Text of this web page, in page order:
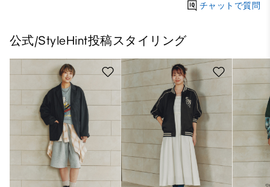
チャットで質問
公式/StyleHint投稿スタイリング